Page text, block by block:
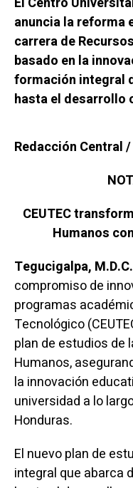
anuncia la reforma
carrera de
basado en la
formación integral
hasta el desarrollo
Redacción Central /
CEUTEC
Humanos
Tegucigalpa,
compromiso de
programas
Tecnológico
plan de estudios de
Humanos,
la innovación
universidad a lo
Honduras.
El nuevo plan de
integral que abarca